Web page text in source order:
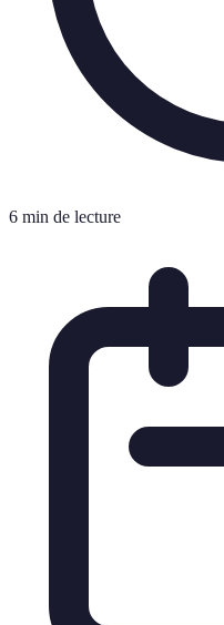
6 min de lecture